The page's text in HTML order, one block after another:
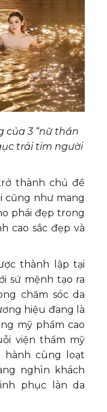
của 3 “nữ thần
trái tim người
thành chủ đề
cũng như mang
phái đẹp trong
cao sắc đẹp và
thành lập tại
sứ mệnh tạo ra
chăm sóc da
hiệu đang là
mỹ phẩm cao
viện thẩm mỹ
hành cùng loạt
nghìn khách
phục làn da